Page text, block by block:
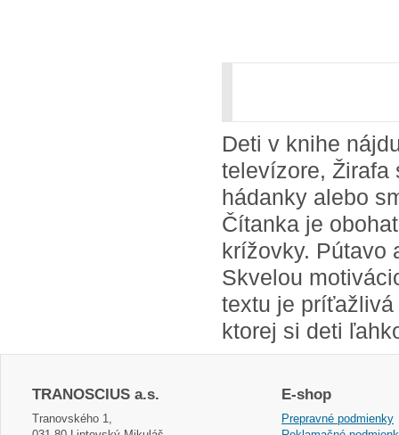
Deti v knihe
televízore, Žirafa
hádanky alebo
Čítanka je
krížovky. Pútavo
Skvelou
textu je
ktorej si deti
TRANOSCIUS a.s.
Tranovského 1,
E-shop
Prepravné podmienky